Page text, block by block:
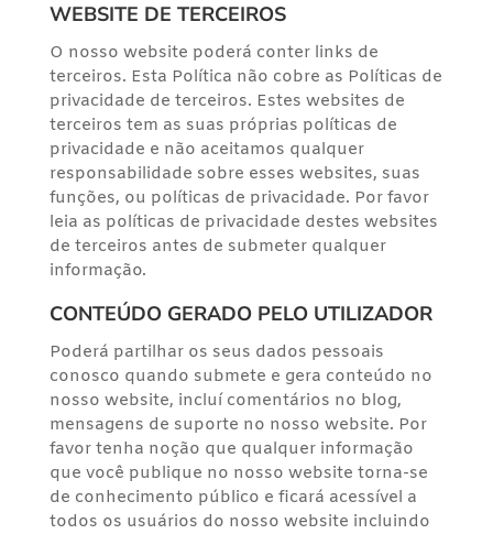
WEBSITE DE TERCEIROS
O nosso website poderá conter links de
terceiros. Esta Política não cobre as Políticas de
privacidade de terceiros. Estes websites de
terceiros tem as suas próprias políticas de
privacidade e não aceitamos qualquer
responsabilidade sobre esses websites, suas
funções, ou políticas de privacidade. Por favor
leia as políticas de privacidade destes websites
de terceiros antes de submeter qualquer
informação.
CONTEÚDO GERADO PELO UTILIZADOR
Poderá partilhar os seus dados pessoais
conosco quando submete e gera conteúdo no
nosso website, incluí comentários no blog,
mensagens de suporte no nosso website. Por
favor tenha noção que qualquer informação
que você publique no nosso website torna-se
de conhecimento público e ficará acessível a
todos os usuários do nosso website incluindo